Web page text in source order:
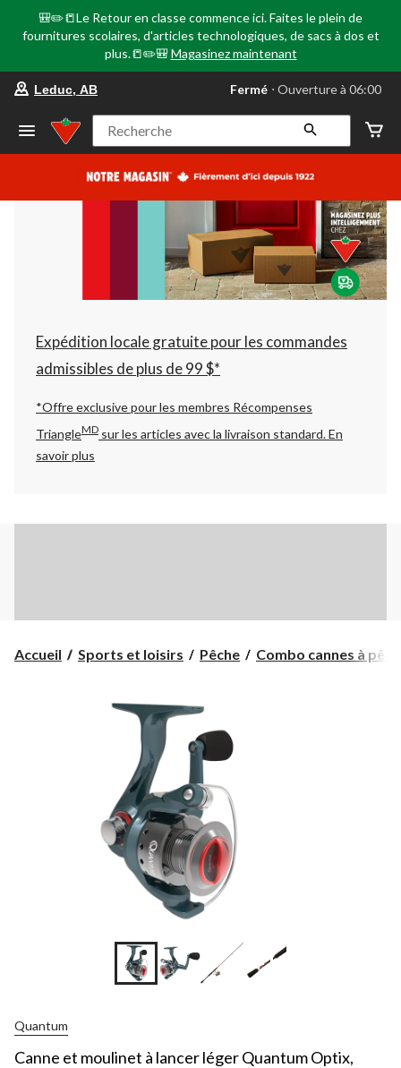
🎒✏️📒Le Retour en classe commence ici. Faites le plein de
fournitures scolaires, d'articles technologiques, de sacs à dos et
plus.📒✏️🎒 Magasinez maintenant
votre
préféré
Leduc,
AB,
courament
Ouverture
à
06:00
cliquer
pour
changer
Leduc, AB Fermé ⋅ Ouverture à 06:00
Recherche
Expédition locale gratuite pour les commandes
admissibles de plus de 99 $*
*Offre exclusive pour les membres Récompenses
TriangleMD sur les articles avec la livraison standard.En
savoir plus
Accueil Sports et loisirs Pêche Combo cannes à
+1
Quantum
Canne et moulinet à lancer léger Quantum Optix,